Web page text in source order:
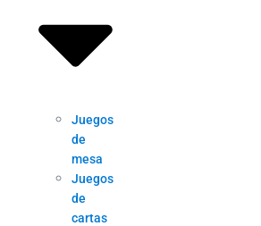
Juegos
de
mesa
Juegos
de
cartas